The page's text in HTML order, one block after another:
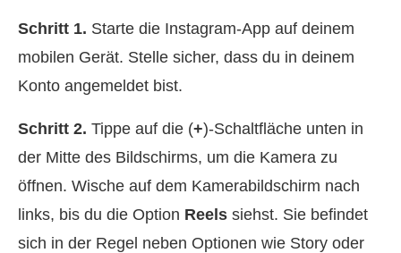
Schritt 1. Starte die Instagram‑App auf deinem
mobilen Gerät. Stelle sicher, dass du in deinem
Konto angemeldet bist.
Schritt 2. Tippe auf die (+)‑Schaltfläche unten in
der Mitte des Bildschirms, um die Kamera zu
öffnen. Wische auf dem Kamerabildschirm nach
links, bis du die Option Reels siehst. Sie befindet
sich in der Regel neben Optionen wie Story oder